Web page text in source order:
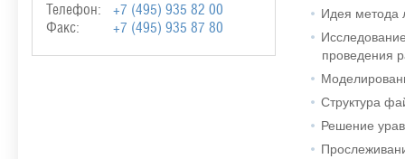
Телефон:
+7 (495) 935 82 00
Факс:
+7 (495) 935 87 80
Идея метода
проведения
Структура
Решение